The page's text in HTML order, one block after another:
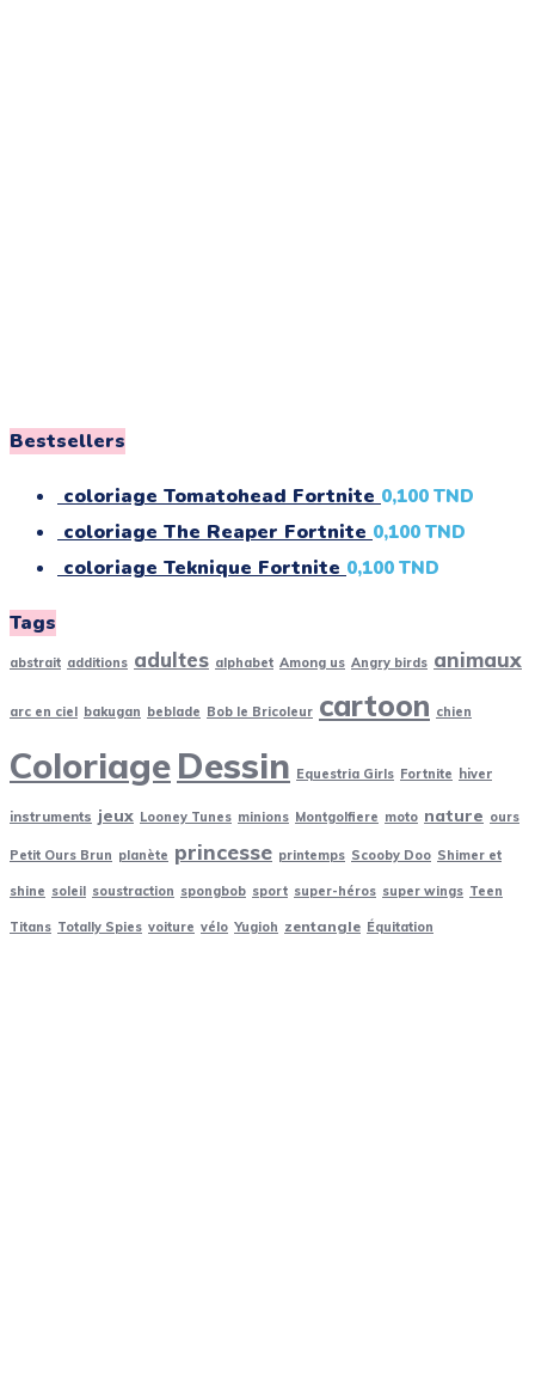
Bestsellers
coloriage Tomatohead Fortnite 0,100 TND
coloriage The Reaper Fortnite 0,100 TND
coloriage Teknique Fortnite 0,100 TND
Tags
abstrait additions adultes alphabet Among us Angry birds animaux
arc en ciel bakugan beblade Bob le Bricoleur cartoon chien
ColoriageDessin Equestria Girls Fortnite hiver
instruments jeux Looney Tunes minions Montgolfiere moto nature ours
Petit Ours Brun planète princesse printemps Scooby Doo Shimer et
shine soleil soustraction spongbob sport super-héros super wings Teen
Titans Totally Spies voiture vélo Yugioh zentangle Équitation